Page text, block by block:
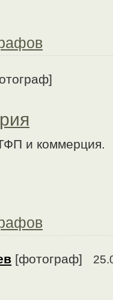
и коммерция.
[фотограф]